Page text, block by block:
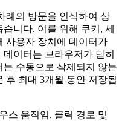
례의 방문을 인식하여 상
니다. 이를 위해 쿠키, 세
사용자 장치에 데이터가
이터는 브라우저가 닫히
수동으로 삭제되지 않는
후 최대 3개월 동안 저장됩
스 움직임, 클릭 경로 및